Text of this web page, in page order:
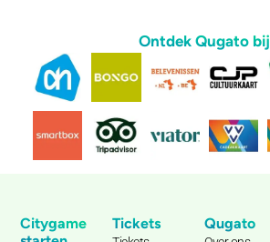
Ontdek Qugato bij
Citygame
Tickets Qugato